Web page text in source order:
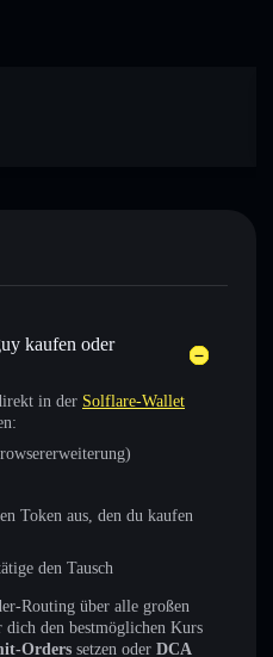
kaufen oder
in der Solflare-Wallet
Token aus, den du kaufen
den Tausch
Routing über alle großen
den bestmöglichen Kurs
Orders setzen oder DCA